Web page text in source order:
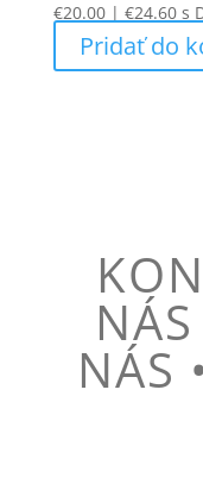
€20.00 | €24.60s
Pridať do
NÁS